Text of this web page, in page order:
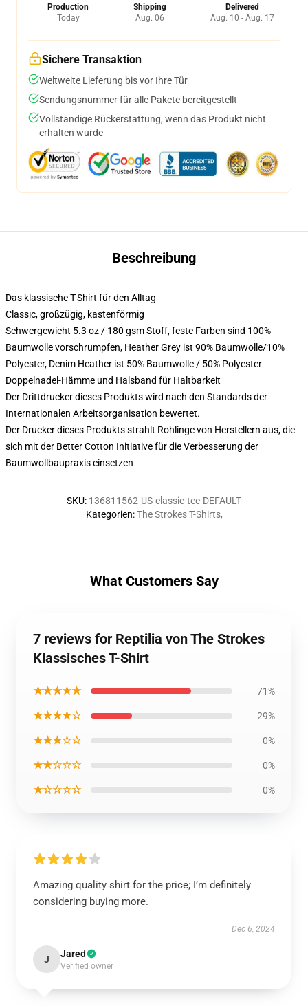
Production
Today
Shipping
Aug. 06
Delivered
Aug. 10 - Aug. 17
Sichere Transaktion
Weltweite Lieferung bis vor Ihre Tür
Sendungsnummer für alle Pakete bereitgestellt
Vollständige Rückerstattung, wenn das Produkt nicht
erhalten wurde
Beschreibung
Das klassische T-Shirt für den Alltag
Classic, großzügig, kastenförmig
Schwergewicht 5.3 oz / 180 gsm Stoff, feste Farben sind 100%
Baumwolle vorschrumpfen, Heather Grey ist 90% Baumwolle/10%
Polyester, Denim Heather ist 50% Baumwolle / 50% Polyester
Doppelnadel-Hämme und Halsband für Haltbarkeit
Der Drittdrucker dieses Produkts wird nach den Standards der
Internationalen Arbeitsorganisation bewertet.
Der Drucker dieses Produkts strahlt Rohlinge von Herstellern aus, die
sich mit der Better Cotton Initiative für die Verbesserung der
Baumwollbaupraxis einsetzen
SKU: 136811562-US-classic-tee-DEFAULT
Kategorien:The Strokes T-Shirts,
What Customers Say
7 reviews for Reptilia von The Strokes
Klassisches T-Shirt
★★★★★ 71%
★★★★☆ 29%
★★★☆☆ 0%
★★☆☆☆ 0%
★☆☆☆☆ 0%
Amazing quality shirt for the price; I’m definitely
considering buying more.
Dec 6, 2024
J Jared
Verified owner